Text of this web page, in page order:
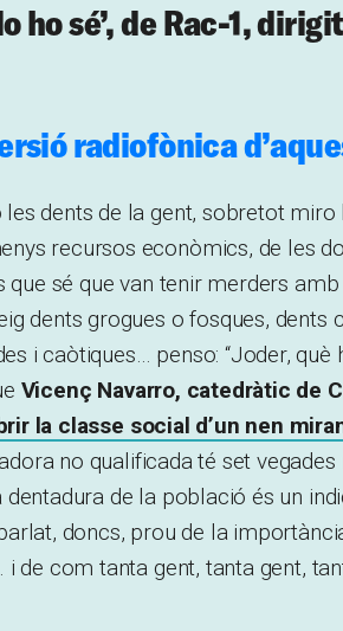
ho sé’, de Rac-1,
radiofònica
dents de la gent, sobretot miro
recursos econòmics, de les
sé que van tenir merders
dents grogues o fosques, dents
i caòtiques… penso: “Joder, què
Vicenç Navarro, catedràtic de
la classe social d’un nen
no qualificada té set
de la població és un
doncs, prou de la
de com tanta gent, tanta gent,